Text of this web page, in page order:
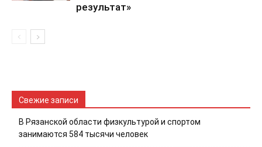
результат»
Свежие записи
В Рязанской области физкультурой и спортом
занимаются 584 тысячи человек